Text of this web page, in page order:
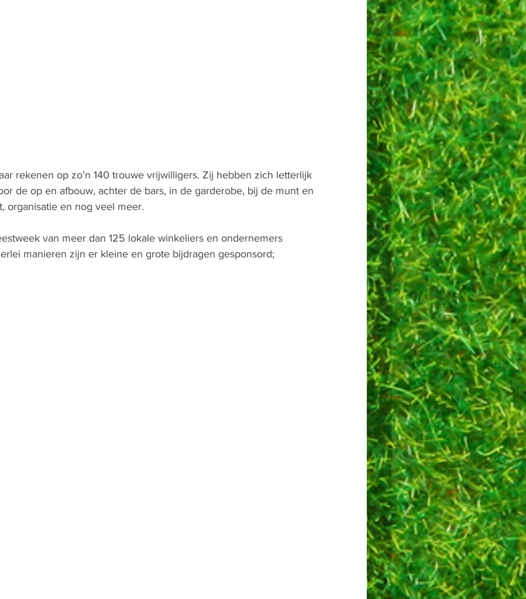
rekenen op zo’n 140 trouwe vrijwilligers. Zij hebben zich letterlijk
de op en afbouw, achter de bars, in de garderobe, bij de munt en
organisatie en nog veel meer.
van meer dan 125 lokale winkeliers en ondernemers
manieren zijn er kleine en grote bijdragen gesponsord;